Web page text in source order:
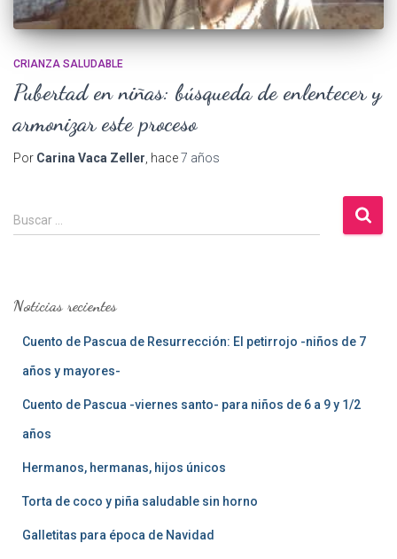
CRIANZA SALUDABLE
Pubertad en niñas: búsqueda de enlentecer y
armonizar este proceso
Por Carina Vaca Zeller , hace7 años
B
u
r
Buscar …
Noticias recientes
Cuento de Pascua de Resurrección: El petirrojo -niños de 7
años y mayores-
Cuento de Pascua -viernes santo- para niños de 6 a 9 y 1/2
años
Hermanos, hermanas, hijos únicos
Torta de coco y piña saludable sin horno
Galletitas para época de Navidad